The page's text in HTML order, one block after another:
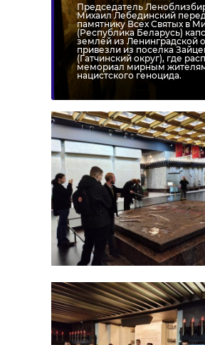
Председатель
Михаил Лебединский
памятнику Всех Святых в
(Республика Беларусь)
землей из Ленинградской
привезли из поселка
(Гатчинский округ), где
мемориал мирным
нацистского геноцида.